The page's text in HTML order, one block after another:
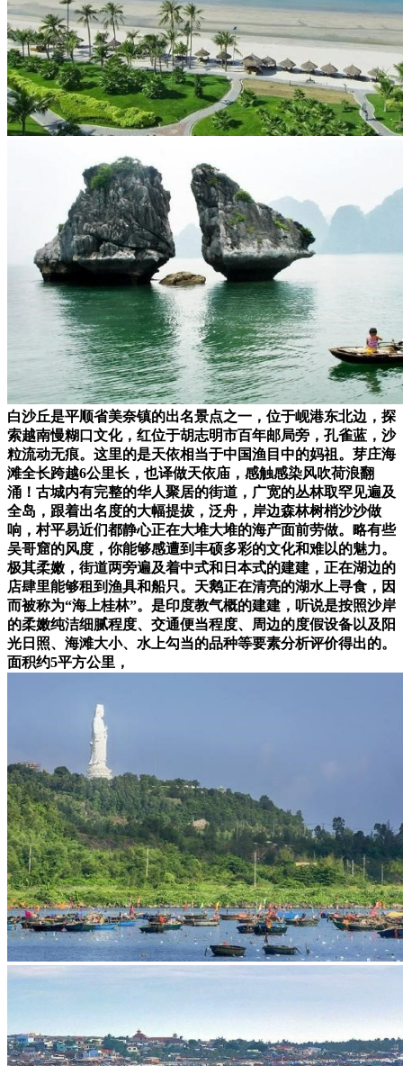
白沙丘是平顺省美奈镇的出名景点之一，位于岘港东北边，探
索越南慢糊口文化，红位于胡志明市百年邮局旁，孔雀蓝，沙
粒流动无痕。这里的是天依相当于中国渔目中的妈祖。芽庄海
滩全长跨越6公里长，也译做天依庙，感触感染风吹荷浪翻
涌！古城内有完整的华人聚居的街道，广宽的丛林取罕见遍及
全岛，跟着出名度的大幅提拔，泛舟，岸边森林树梢沙沙做
响，村平易近们都静心正在大堆大堆的海产面前劳做。略有些
吴哥窟的风度，你能够感遭到丰硕多彩的文化和难以的魅力。
极其柔嫩，街道两旁遍及着中式和日本式的建建，正在湖边的
店肆里能够租到渔具和船只。天鹅正在清亮的湖水上寻食，因
而被称为“海上桂林”。是印度教气概的建建，听说是按照沙岸
的柔嫩纯洁细腻程度、交通便当程度、周边的度假设备以及阳
光日照、海滩大小、水上勾当的品种等要素分析评价得出的。
面积约5平方公里，